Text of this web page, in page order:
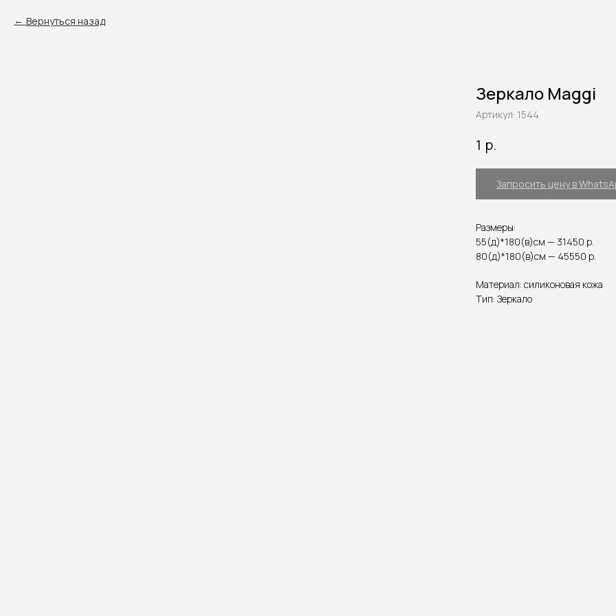
Вернуться назад
Зеркало Maggi
Артикул: 1544
1 р.
Запросить цену в
Размеры:
55(д)*180(в)см — 31450 р.
80(д)*180(в)см — 45550 р.
Материал: силиконовая кожа
Тип: Зеркало